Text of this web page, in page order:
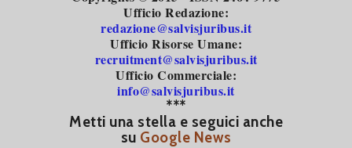
Ufficio Redazione:
redazione@salvisjuribus.it
Ufficio Risorse Umane:
recruitment@salvisjuribus.it
Ufficio Commerciale:
info@salvisjuribus.it
***
Metti una stella e seguici anche
su Google News